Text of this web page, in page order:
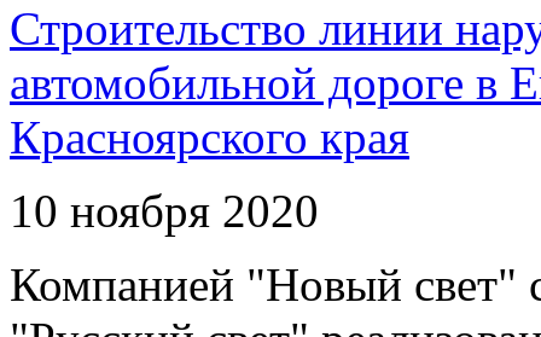
Строительство линии
автомобильной дороге в
Красноярского края
10 ноября 2020
Компанией "Новый свет"